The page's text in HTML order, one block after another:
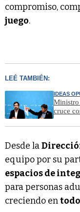
compromiso,
juego.
LEÉ TAMBIÉN:
IDEAS
Ministro
cruce
Desde la
equipo por su
espacios de
para personas
creciendo en